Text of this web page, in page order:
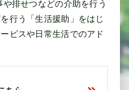
排せつなどの介助を行う
行う「生活援助」をはじ
ビスや日常生活でのアド